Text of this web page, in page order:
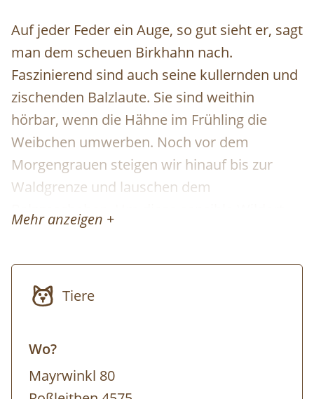
Auf jeder Feder ein Auge, so gut sieht er, sagt
man dem scheuen Birkhahn nach.
Faszinierend sind auch seine kullernden und
zischenden Balzlaute. Sie sind weithin
hörbar, wenn die Hähne im Frühling die
Weibchen umwerben. Noch vor dem
Morgengrauen steigen wir hinauf bis zur
Waldgrenze und lauschen dem
Balzgeschehen. Um diese sensible Wildart
dabei nicht zu stören, nähern wir uns nicht
an die Morgenpirsch genießen wir ein
National Park Lodge
Mehr anzeigen +
Tiere
Wo?
Mayrwinkl 80